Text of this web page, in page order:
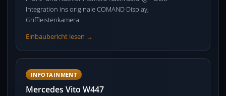
Integration ins originale COMAND Display,
Griffleistenkamera.
Einbaubericht lesen →
INFOTAINMENT
Mercedes Vito W447